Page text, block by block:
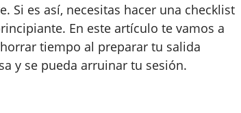
Si es así, necesitas hacer una checklist
En este artículo te vamos a
tiempo al preparar tu salida
y se pueda arruinar tu sesión.